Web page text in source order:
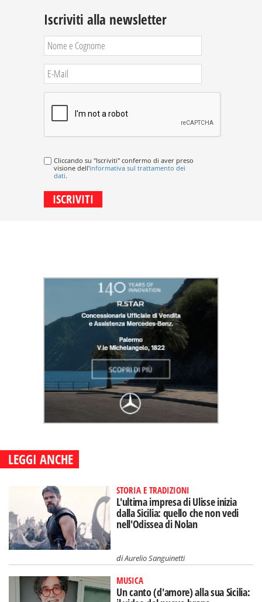
Iscriviti alla newsletter
Cliccando su "Iscriviti" confermo di aver preso
visione dell'informativa sul trattamento dei
dati.
LEGGI ANCHE
STORIA E TRADIZIONI
L'ultima impresa di Ulisse inizia
dalla Sicilia: quello che non vedi
nell'Odissea di Nolan
diAurelio Sanguinetti
MUSICA
Un canto (d'amore) alla sua Sicilia: